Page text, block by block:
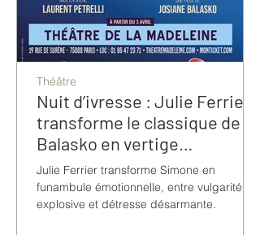
Nuit d’ivresse : Julie Ferrier
transforme le classique de
Balasko en vertige
bouleversant
Julie Ferrier transforme Simone en
funambule émotionnelle, entre vulgarité
explosive et détresse désarmante.
Théâtre